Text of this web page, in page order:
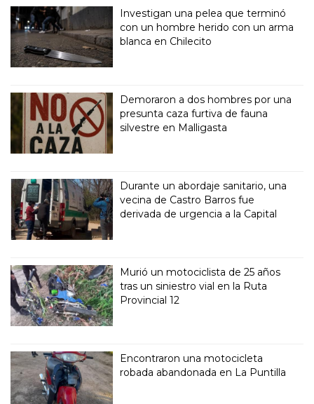
Investigan una pelea que terminó
con un hombre herido con un arma
blanca en Chilecito
Demoraron a dos hombres por una
presunta caza furtiva de fauna
silvestre en Malligasta
Durante un abordaje sanitario, una
vecina de Castro Barros fue
derivada de urgencia a la Capital
Murió un motociclista de 25 años
tras un siniestro vial en la Ruta
Provincial 12
Encontraron una motocicleta
robada abandonada en La Puntilla